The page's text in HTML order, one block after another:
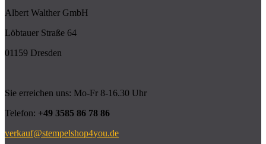
Albert Walther GmbH
Löbtauer Straße 64
01159 Dresden
Sie erreichen uns: Mo-Fr 8-16.30 Uhr
Telefon: +49 3585 86 78 86
verkauf@stempelshop4you.de